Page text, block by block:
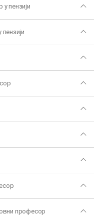
пензији
професор